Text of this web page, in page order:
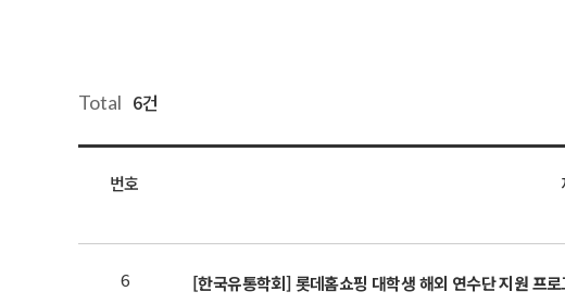
Total 6건
번호
6 [한국유통학회] 롯데홈쇼핑 대학생 해외 연수단 지원 프